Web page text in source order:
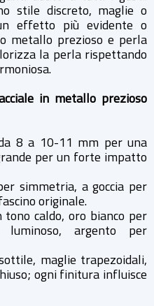
stile discreto, maglie o
effetto più evidente o
metallo prezioso e perla
la perla rispettando
in metallo prezioso
8 a 10-11 mm per una
per un forte impatto
simmetria, a goccia per
originale.
caldo, oro bianco per
argento per
maglie trapezoidali,
ogni finitura influisce